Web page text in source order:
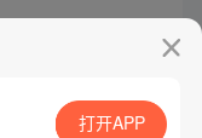
打开APP